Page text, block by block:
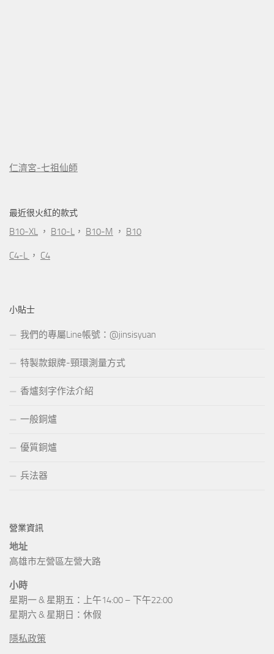
仁濟宮-七祖仙師
最近很火紅的款式
B10-XL ， B10-L ， B10-M ， B10
C4-L ， C4
小貼士
我們的專屬Line帳號：@jinsisyuan
特製款銀牌-頸環測量方式
香爐刻字作法介紹
一般銅爐
優質銅爐
兵法器
營業資訊
地址
高雄市左營區左營大路
小時
星期一 & 星期五：上午14:00 – 下午22:00
星期六 & 星期日：休假
隱私政策